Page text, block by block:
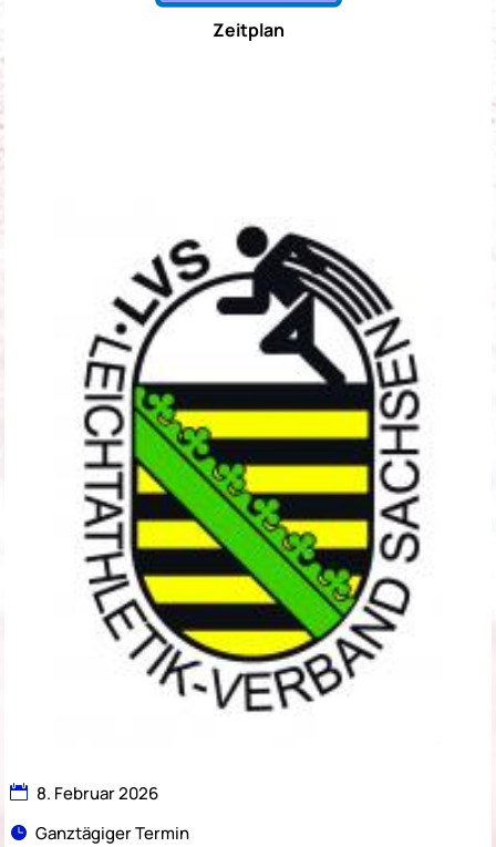
Zeitplan
8. Februar 2026
Ganztägiger Termin